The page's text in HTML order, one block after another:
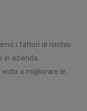
i fattori di rischio
in azienda.
a migliorare le